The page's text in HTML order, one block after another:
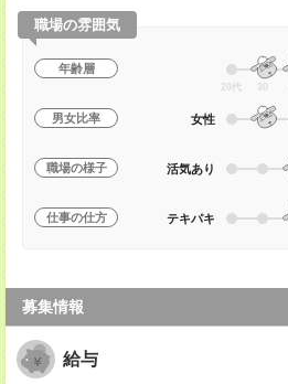
職場の雰囲気
年齢層
20代 30
男女比率 女性
職場の様子 活気あり
仕事の仕方 テキパキ
募集情報
給与